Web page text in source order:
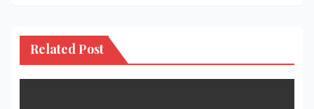
Related Post